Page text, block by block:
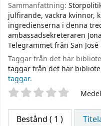
Sammanfattning:
julfirande, vackra kvinnor,
ingredienserna i denna
ambassadsekreteraren
Telegrammet från San
Taggar från det här
taggar från det här
taggar.
Betyg
Bestånd ( 1 )